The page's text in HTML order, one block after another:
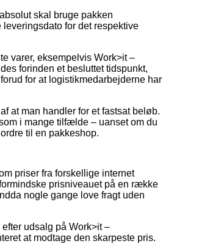
skal bruge pakken
for det respektive
varer, eksempelvis Work>it –
forinden et besluttet tidspunkt,
for at logistikmedarbejderne har
at man handler for et fastsat beløb.
i mange tilfælde – uanset om du
til en pakkeshop.
priser fra forskellige internet
prisniveauet på en række
nogle gange love fragt uden
udsalg på Work>it –
at modtage den skarpeste pris.